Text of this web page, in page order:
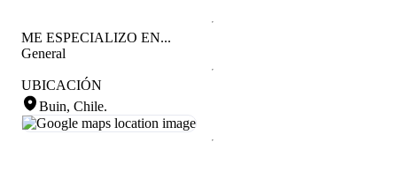
ME ESPECIALIZO EN...
General
UBICACIÓN
Buin, Chile.